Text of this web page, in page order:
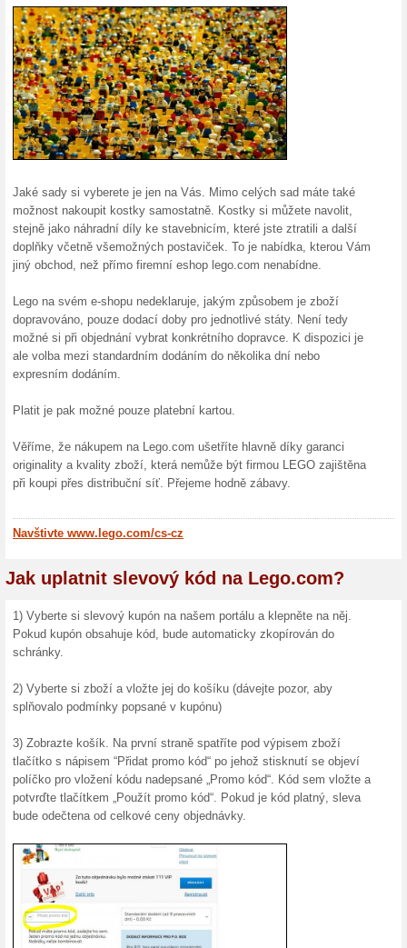
Skončené nabídky... (6x)
Více o Lego.com
Nakupování na
Společnost Lego.com je
Dánska. Vznikla v roce
jedním z největších
Motem společnosti je
moto dodržuje. Zaměřuje
Původně se jednalo o
původně nahrazovány
k jejich rozšíření se